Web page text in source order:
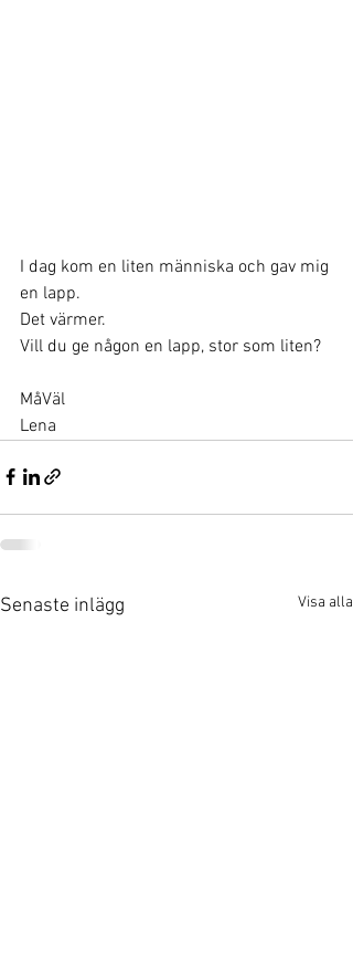
I dag kom en liten människa och gav mig
en lapp.
Det värmer.
Vill du ge någon en lapp, stor som liten?
MåVäl
Lena
Senaste inlägg Visa alla